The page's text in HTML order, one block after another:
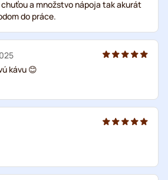
a množstvo nápoja tak akurát
do práce.
kávu 😊